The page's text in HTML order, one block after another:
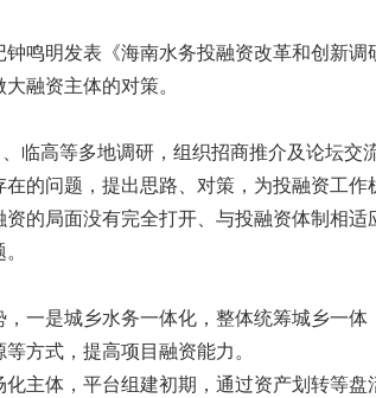
鸣明发表《海南水务投融资改革和创新
融资主体的对策。
临高等多地调研，组织招商推介及论坛
的问题，提出思路、对策，为投融资工作
的局面没有完全打开、与投融资体制相
一是城乡水务一体化，整体统筹城乡一
方式，提高项目融资能力。
主体，平台组建初期，通过资产划转等